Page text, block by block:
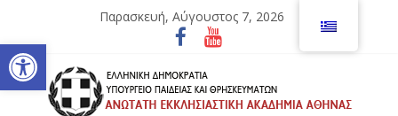
Ανοίξτε τη γραμμή εργαλείων
περιεχόμενο
Παρασκευή, Αύγουστος 7, 2026